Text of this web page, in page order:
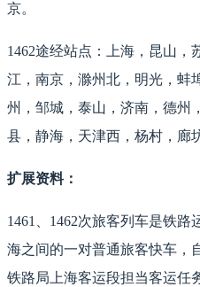
京。
1462途经站点：上海，昆山，
江，南京，滁州北，明光，蚌
州，邹城，泰山，济南，德州
县，静海，天津西，杨村，廊
扩展资料：
1461、1462次旅客列车是铁
海之间的一对普通旅客快车，
铁路局上海客运段担当客运任